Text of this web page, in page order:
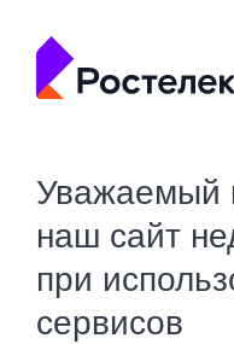
Уважаемый
наш сайт
при
сервисов